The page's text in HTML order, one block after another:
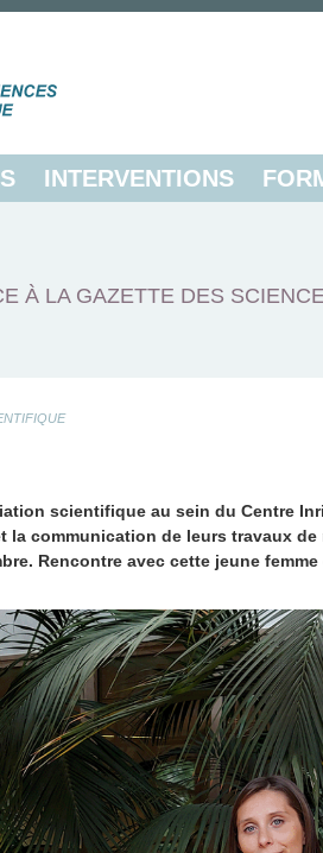
INTERVENTIONS
À LA GAZETTE DES
scientifique au sein du Centre
communication de leurs travaux
Rencontre avec cette jeune